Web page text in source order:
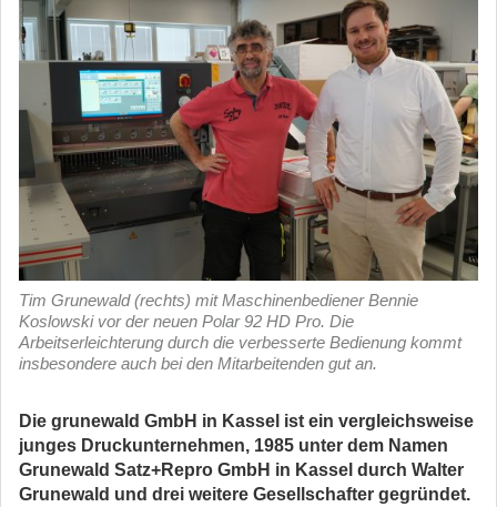
Tim Grunewald (rechts) mit Maschinenbediener Bennie
Koslowski vor der neuen Polar 92 HD Pro. Die
Arbeitserleichterung durch die verbesserte Bedienung kommt
insbesondere auch bei den Mitarbeitenden gut an.
Die grunewald GmbH in Kassel ist ein vergleichsweise
junges Druckunternehmen, 1985 unter dem Namen
Grunewald Satz+Repro GmbH in Kassel durch Walter
Grunewald und drei weitere Gesellschafter gegründet.